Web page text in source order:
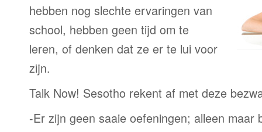
hebben nog slechte ervaringen van
school, hebben geen tijd om te
leren, of denken dat ze er te lui voor
zijn.
Talk Now! Sesotho rekent af met deze
-Er zijn geen saaie oefeningen; alleen maar